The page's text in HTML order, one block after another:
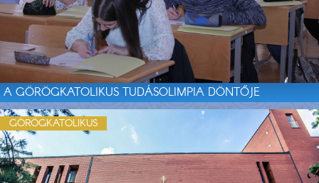
A GÖRÖGKATOLIKUS TUDÁSOLIMPIA DÖNTŐJE
GÖRÖGKATOLIKUS